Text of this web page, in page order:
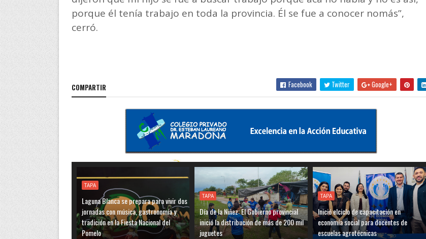
porque él tenía trabajo en toda la provincia. Él se fue a conocer nomás”,
cerró.
COMPARTIR Facebook Twitter Google+
TAPA
Laguna Blanca se prepara para vivir dos
jornadas con música, gastronomía y
tradición en la Fiesta Nacional del
Pomelo
TAPA
Día de la Niñez: El Gobierno provincial
inició la distribución de más de 200 mil
juguetes
TAPA
Inició elciclo de capacitación en
economía social para docentes de
escuelas agrotécnicas